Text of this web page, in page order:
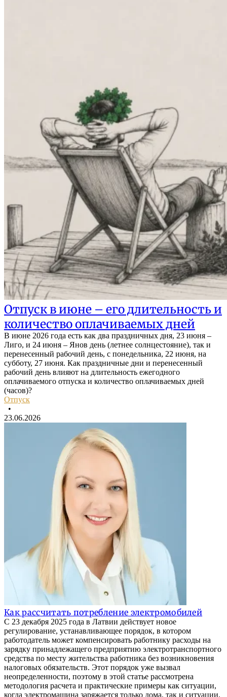
Отпуск в июне – его длительность и
количество оплачиваемых дней
В июне 2026 года есть как два праздничных дня, 23 июня –
Лиго, и 24 июня – Янов день (летнее солнцестояние), так и
перенесенный рабочий день, с понедельника, 22 июня, на
субботу, 27 июня. Как праздничные дни и перенесенный
рабочий день влияют на длительность ежегодного
оплачиваемого отпуска и количество оплачиваемых дней
(часов)?
Отпуск
•
23.06.2026
Как рассчитать потребление электромобилей
С 23 декабря 2025 года в Латвии действует новое
регулирование, устанавливающее порядок, в котором
работодатель может компенсировать работнику расходы на
зарядку принадлежащего предприятию электротранспортного
средства по месту жительства работника без возникновения
налоговых обязательств. Этот порядок уже вызвал
неопределенности, поэтому в этой статье рассмотрена
методология расчета и практические примеры как ситуации,
когда электромашина заряжается только дома, так и ситуации,